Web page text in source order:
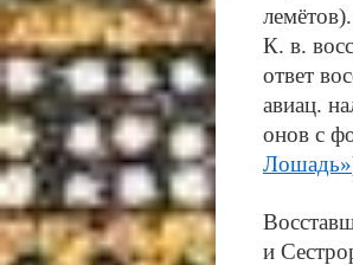
К. в.
от­вет
авиац.
онов с
Ло­шадь»
и